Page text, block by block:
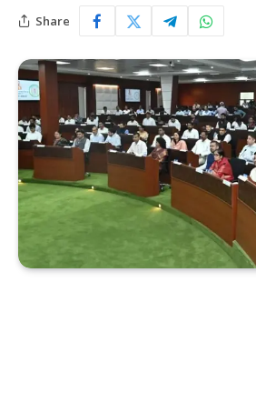
Share